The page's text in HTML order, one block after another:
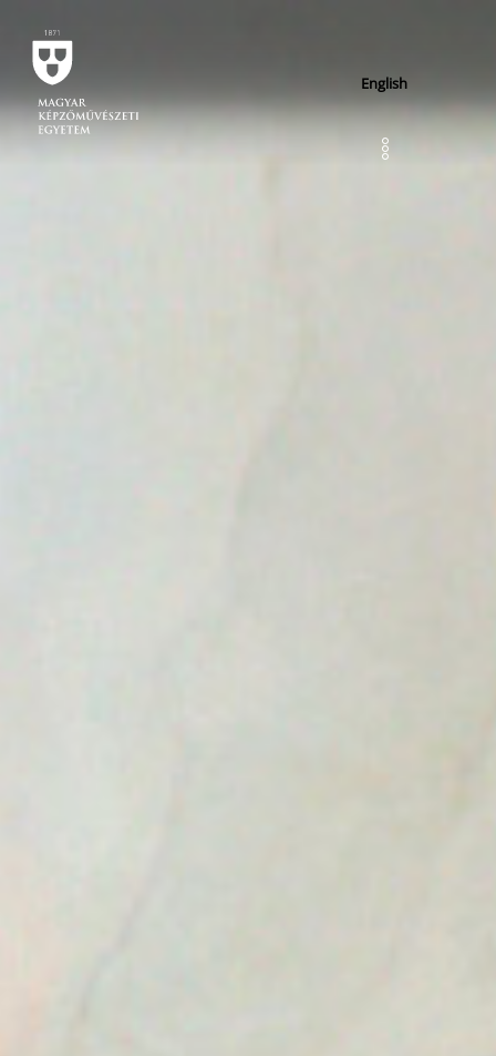
English